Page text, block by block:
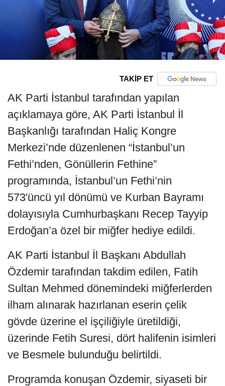
TAKİP ET
AK Parti İstanbul tarafından yapılan
açıklamaya göre, AK Parti İstanbul İl
Başkanlığı tarafından Haliç Kongre
Merkezi’nde düzenlenen “İstanbul’un
Fethi’nden, Gönüllerin Fethine”
programında, İstanbul’un Fethi’nin
573'üncü yıl dönümü ve Kurban Bayramı
dolayısıyla Cumhurbaşkanı Recep Tayyip
Erdoğan’a özel bir miğfer hediye edildi.
AK Parti İstanbul İl Başkanı Abdullah
Özdemir tarafından takdim edilen, Fatih
Sultan Mehmed dönemindeki miğferlerden
ilham alınarak hazırlanan eserin çelik
gövde üzerine el işçiliğiyle üretildiği,
üzerinde Fetih Suresi, dört halifenin isimleri
ve Besmele bulunduğu belirtildi.
Programda konuşan Özdemir, siyaseti bir